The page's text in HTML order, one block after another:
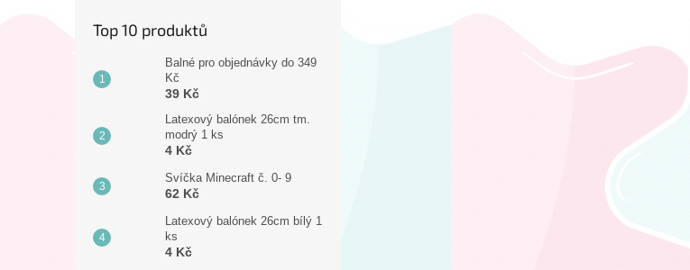
Top 10 produktů
Balné pro objednávky do 349
Kč
39 Kč
Latexový balónek 26cm tm.
modrý 1 ks
4 Kč
Svíčka Minecraft č. 0- 9
62 Kč
Latexový balónek 26cm bílý 1
ks
4 Kč